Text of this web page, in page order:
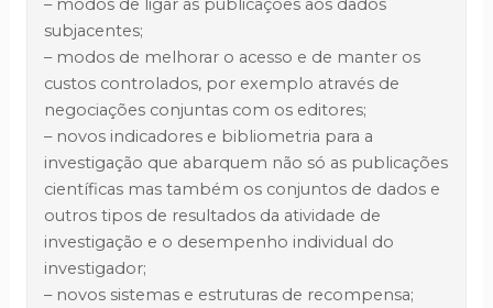
– modos de ligar as publicações aos dados
subjacentes;
– modos de melhorar o acesso e de manter os
custos controlados, por exemplo através de
negociações conjuntas com os editores;
– novos indicadores e bibliometria para a
investigação que abarquem não só as publicações
científicas mas também os conjuntos de dados e
outros tipos de resultados da atividade de
investigação e o desempenho individual do
investigador;
– novos sistemas e estruturas de recompensa;